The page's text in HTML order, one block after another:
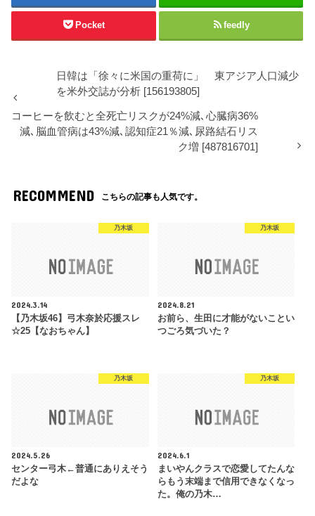
Pocket feedly
日韓は「徐々に米国の重荷に」 東アジア人口減少
を米外交誌が分析 [156193805]
コーヒーを飲むと全死亡リスクが24%減､心臓病36%
減､脳血管病は43%減､認知症21％減､尿路結石リス
ク増 [487816701]
RECOMMEND こちらの記事も人気です。
乃木坂
2024.3.14
【乃木坂46】弓木奈於応援スレ
☆25【なおちゃん】
乃木坂
2024.8.21
お前ら、生田に才能がないことい
つごろ気づいた？
乃木坂
2024.5.26
センター弓木←普通にありえそう
だよな
乃木坂
2024.6.1
まいやんクラスで恋愛してたんな
らもう末端まで信用できなくなっ
た。俺の乃木…